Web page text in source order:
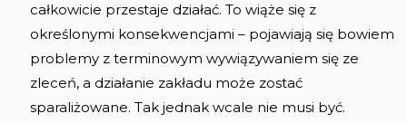
całkowicie przestaje działać. To wiąże się z
określonymi konsekwencjami – pojawiają się bowiem
problemy z terminowym wywiązywaniem się ze
zleceń, a działanie zakładu może zostać
sparaliżowane. Tak jednak wcale nie musi być.